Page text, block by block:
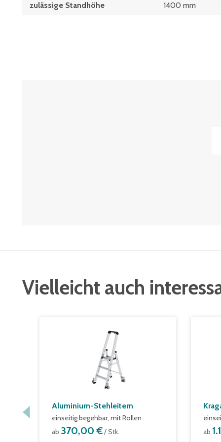
zulässige Standhöhe 1400 mm
Vielleicht auch
Aluminium-Stehleitern
einseitig begehbar, mit Rollen
ab 370,00 €/ Stk.
ab